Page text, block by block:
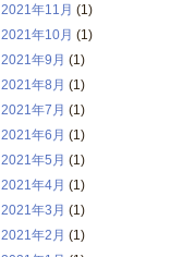
2021年11月 (1)
2021年10月 (1)
2021年9月 (1)
2021年8月 (1)
2021年7月 (1)
2021年6月 (1)
2021年5月 (1)
2021年4月 (1)
2021年3月 (1)
2021年2月 (1)